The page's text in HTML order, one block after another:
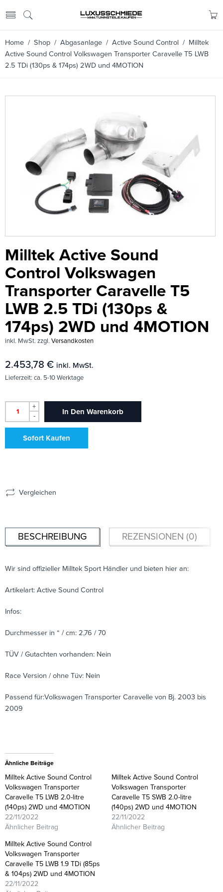
Home / Shop / Abgasanlage / Active Sound Control / Milltek
Active Sound Control Volkswagen Transporter Caravelle T5 LWB
2.5 TDi (130ps & 174ps) 2WD und 4MOTION
Milltek Active Sound
Control Volkswagen
Transporter Caravelle T5
LWB 2.5 TDi (130ps &
174ps) 2WD und 4MOTION
inkl. MwSt. zzgl. Versandkosten
2.453,78 € inkl. MwSt.
Lieferzeit: ca. 5-10 Werktage
+
-
In Den Warenkorb
Sofort Kaufen
Vergleichen
BESCHREIBUNG REZENSIONEN (0)
Wir sind offizieller Milltek Sport Händler und bieten hier an:
Artikelart: Active Sound Control
Infos:
Durchmesser in “ / cm: 2,76 / 70
TÜV / Gutachten vorhanden: Nein
Race Version / ohne Tüv: Nein
Passend für:Volkswagen Transporter Caravelle von Bj. 2003 bis
2009
Ähnliche Beiträge
Milltek Active Sound Control
Volkswagen Transporter
Caravelle T5 LWB 2.0-litre
(140ps) 2WD und 4MOTION
22/11/2022
Ähnlicher Beitrag
Milltek Active Sound Control
Volkswagen Transporter
Caravelle T5 SWB 2.0-litre
(140ps) 2WD und 4MOTION
22/11/2022
Ähnlicher Beitrag
Milltek Active Sound Control
Volkswagen Transporter
Caravelle T5 LWB 1.9 TDi (85ps
& 104ps) 2WD und 4MOTION
22/11/2022